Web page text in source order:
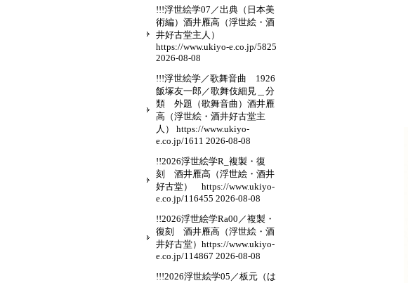
!!!浮世絵学07／出典（日本美
術編）酒井雁高（浮世絵・酒
井好古堂主人）
https://www.ukiyo-e.co.jp/5825
2026-08-08
!!!浮世絵学／歌舞音曲 1926
飯塚友一郎／歌舞伎細見＿分
類 外題（歌舞音曲）酒井雁
高（浮世絵・酒井好古堂主
人） https://www.ukiyo-
e.co.jp/1611 2026-08-08
!!2026浮世絵学R_複製・復
刻 酒井雁高（浮世絵・酒井
好古堂） https://www.ukiyo-
e.co.jp/116455 2026-08-08
!!2026浮世絵学Ra00／複製・
復刻 酒井雁高（浮世絵・酒
井好古堂）https://www.ukiyo-
e.co.jp/114867 2026-08-08
!!!2026浮世絵学05／板元（は